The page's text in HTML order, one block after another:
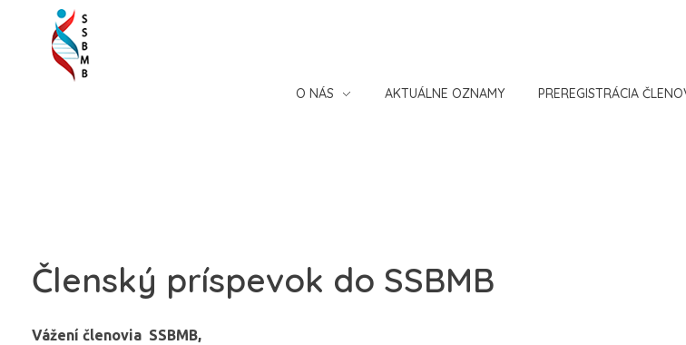
Slovenská spoločnosť pre biochémiu a molekulárnu biológiu
O NÁS AKTUÁLNE OZNAMY PREREGISTRÁCIA
Členský príspevok do SSBMB
Vážení členovia SSBMB,